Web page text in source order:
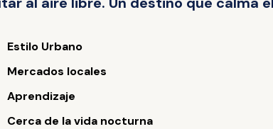
Estilo Urbano
Mercados locales
Aprendizaje
Cerca de la vida nocturna